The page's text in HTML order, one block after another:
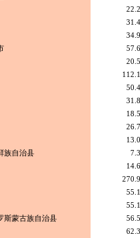
族自治县
斯蒙古族自治县